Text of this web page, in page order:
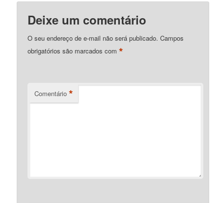
Deixe um comentário
O seu endereço de e-mail não será publicado. Campos
obrigatórios são marcados com*
Comentário *